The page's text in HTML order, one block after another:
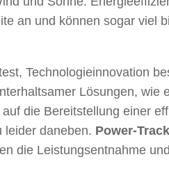
an und können sogar viel
Technologieinnovation
Lösungen,
die Bereitstellung einer
leider daneben. Power-
die Leistungsentnahme